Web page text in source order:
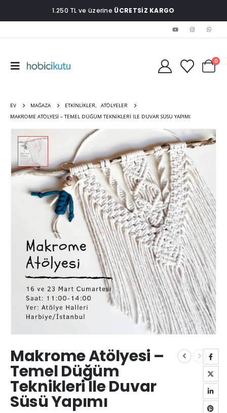
1.250 TL ve üzerine ÜCRETSİZ KARGO
0
EV MAĞAZA ETKINLIKLER,
ATÖLYELER
MAKROME ATÖLYESI – TEMEL DÜĞÜM TEKNIKLERI İLE DUVAR SÜSÜ YAPIMI
Makrome Atölyesi –
Temel Düğüm
Teknikleri İle Duvar
Süsü Yapımı